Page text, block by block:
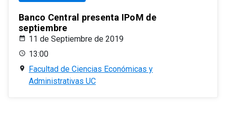
Banco Central presenta IPoM de
septiembre
11 de Septiembre de 2019
13:00
Facultad de Ciencias Económicas y
Administrativas UC